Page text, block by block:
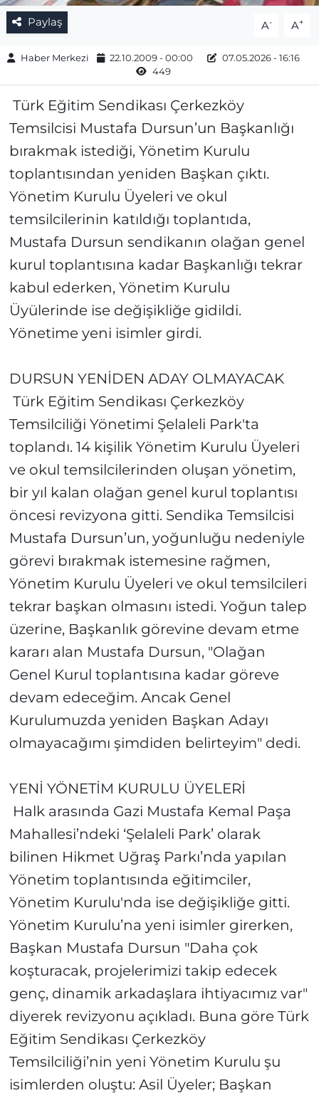
Paylaş A- A+
Haber Merkezi 22.10.2009 - 00:00
07.05.2026 - 16:16
449
Türk Eğitim Sendikası Çerkezköy
Temsilcisi Mustafa Dursun’un Başkanlığı
bırakmak istediği, Yönetim Kurulu
toplantısından yeniden Başkan çıktı.
Yönetim Kurulu Üyeleri ve okul
temsilcilerinin katıldığı toplantıda,
Mustafa Dursun sendikanın olağan genel
kurul toplantısına kadar Başkanlığı tekrar
kabul ederken, Yönetim Kurulu
Üyülerinde ise değişikliğe gidildi.
Yönetime yeni isimler girdi.
DURSUN YENİDEN ADAY OLMAYACAK
Türk Eğitim Sendikası Çerkezköy
Temsilciliği Yönetimi Şelaleli Park'ta
toplandı. 14 kişilik Yönetim Kurulu Üyeleri
ve okul temsilcilerinden oluşan yönetim,
bir yıl kalan olağan genel kurul toplantısı
öncesi revizyona gitti. Sendika Temsilcisi
Mustafa Dursun’un, yoğunluğu nedeniyle
görevi bırakmak istemesine rağmen,
Yönetim Kurulu Üyeleri ve okul temsilcileri
tekrar başkan olmasını istedi. Yoğun talep
üzerine, Başkanlık görevine devam etme
kararı alan Mustafa Dursun, "Olağan
Genel Kurul toplantısına kadar göreve
devam edeceğim. Ancak Genel
Kurulumuzda yeniden Başkan Adayı
olmayacağımı şimdiden belirteyim" dedi.
YENİ YÖNETİM KURULU ÜYELERİ
Halk arasında Gazi Mustafa Kemal Paşa
Mahallesi’ndeki ‘Şelaleli Park’ olarak
bilinen Hikmet Uğraş Parkı’nda yapılan
Yönetim toplantısında eğitimciler,
Yönetim Kurulu'nda ise değişikliğe gitti.
Yönetim Kurulu’na yeni isimler girerken,
Başkan Mustafa Dursun "Daha çok
koşturacak, projelerimizi takip edecek
genç, dinamik arkadaşlara ihtiyacımız var"
diyerek revizyonu açıkladı. Buna göre Türk
Eğitim Sendikası Çerkezköy
Temsilciliği’nin yeni Yönetim Kurulu şu
isimlerden oluştu: Asil Üyeler; Başkan